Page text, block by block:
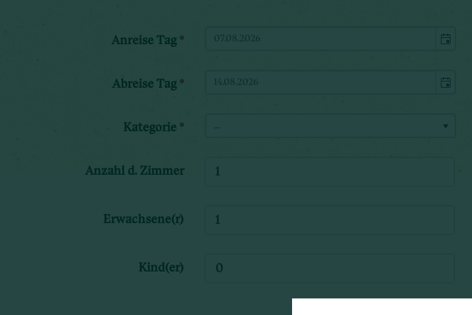
Anreise Tag *
Abreise Tag *
Kategorie * ...
Anzahl d. Zimmer
Erwachsene(r)
Kind(er)